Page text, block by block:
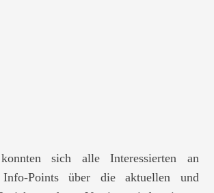
sich alle Interessierten an
Info-Points über die aktuellen und